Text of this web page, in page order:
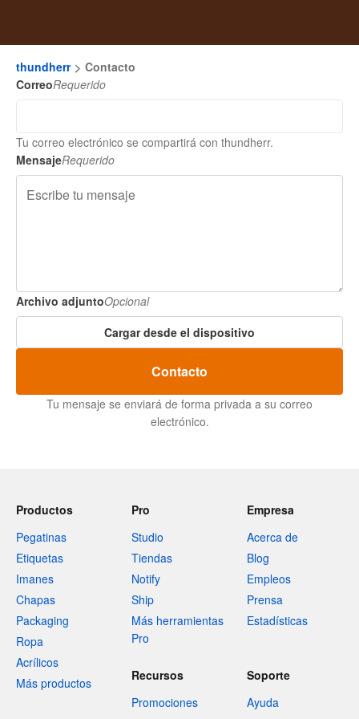
thundherr
Contacto
CorreoRequerido
Tu correo electrónico se compartirá con thundherr.
MensajeRequerido
Archivo adjuntoOpcional
Cargar desde el dispositivo
Contacto
Tu mensaje se enviará de forma privada a su correo
electrónico.
Productos
Pegatinas
Etiquetas
Imanes
Chapas
Packaging
Ropa
Acrílicos
Más productos
Pro
Studio
Tiendas
Notify
Ship
Más herramientas
Pro
Empresa
Acerca de
Blog
Empleos
Prensa
Estadísticas
Recursos
Promociones
Soporte
Ayuda